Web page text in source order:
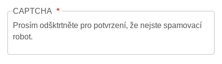
CAPTCHA
Prosím odšktrtněte pro potvrzení, že nejste spamovací
robot.